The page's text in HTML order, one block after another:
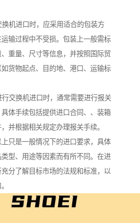
机进口时，应采用适合的包装方
输过程中不受损。包装上一般需标
重量、尺寸等信息，并按照国际贸
货物起点、目的地、港口、运输标
交换机进口时，通常需要进行报关
体手续包括提供进口合同、、装箱
并根据相关规定办理报关手续。
只是一般情况下的进口要求，具体
型、用途等因素而有所不同。在进
分了解目标市场的法规和标准，以